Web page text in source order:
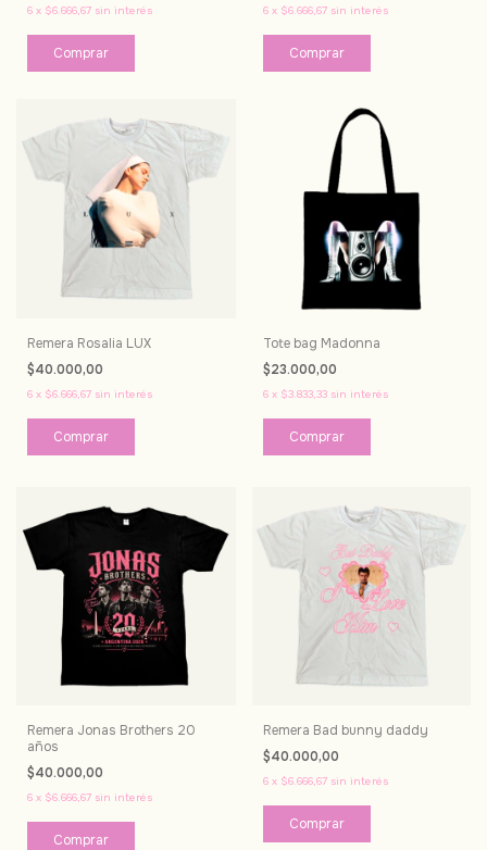
6 x $6.666,67 sin interés
Comprar
6 x $6.666,67 sin interés
Comprar
Remera Rosalia LUX
$40.000,00
6 x $6.666,67 sin interés
Comprar
Tote bag Madonna
$23.000,00
6 x $3.833,33 sin interés
Remera Jonas Brothers 20
años
$40.000,00
6 x $6.666,67 sin interés
Comprar
Remera Bad bunny daddy
$40.000,00
6 x $6.666,67 sin interés
Comprar